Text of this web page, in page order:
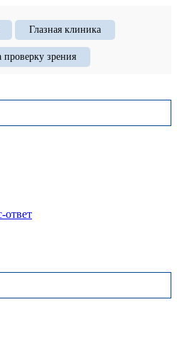
Глазная клиника
проверку зрения